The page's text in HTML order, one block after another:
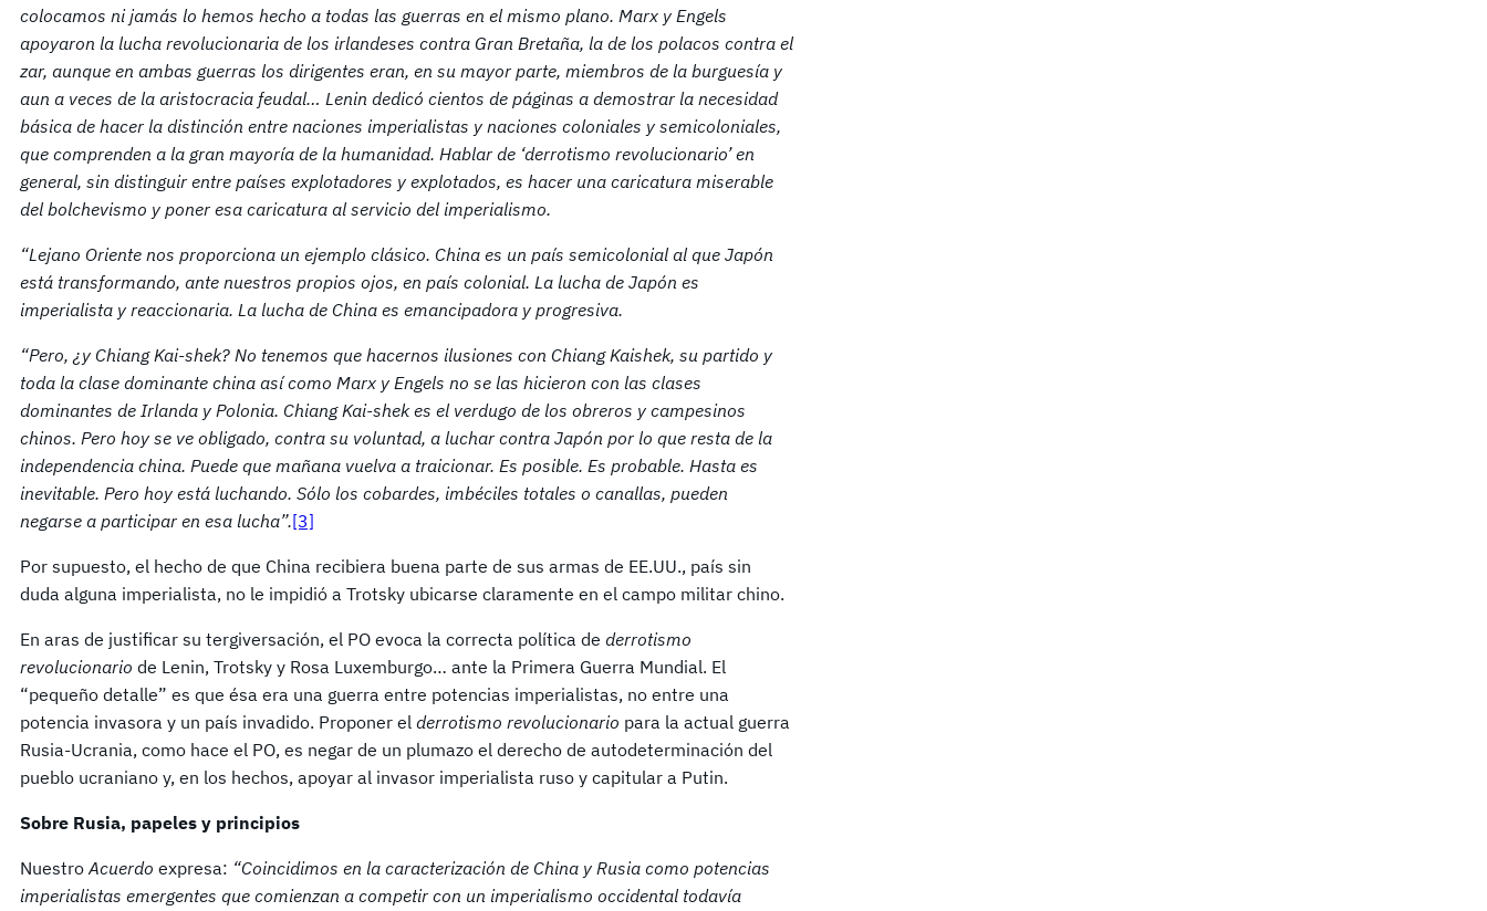
colocamos ni jamás lo hemos hecho a todas las guerras en el mismo plano. Marx y Engels
apoyaron la lucha revolucionaria de los irlandeses contra Gran Bretaña, la de los polacos contra el
zar, aunque en ambas guerras los dirigentes eran, en su mayor parte, miembros de la burguesía y
aun a veces de la aristocracia feudal… Lenin dedicó cientos de páginas a demostrar la necesidad
básica de hacer la distinción entre naciones imperialistas y naciones coloniales y semicoloniales,
que comprenden a la gran mayoría de la humanidad. Hablar de ‘derrotismo revolucionario’ en
general, sin distinguir entre países explotadores y explotados, es hacer una caricatura miserable
del bolchevismo y poner esa caricatura al servicio del imperialismo.
“Lejano Oriente nos proporciona un ejemplo clásico. China es un país semicolonial al que Japón
está transformando, ante nuestros propios ojos, en país colonial. La lucha de Japón es
imperialista y reaccionaria. La lucha de China es emancipadora y progresiva.
“Pero, ¿y Chiang Kai-shek? No tenemos que hacernos ilusiones con Chiang Kaishek, su partido y
toda la clase dominante china así como Marx y Engels no se las hicieron con las clases
dominantes de Irlanda y Polonia. Chiang Kai-shek es el verdugo de los obreros y campesinos
chinos. Pero hoy se ve obligado, contra su voluntad, a luchar contra Japón por lo que resta de la
independencia china. Puede que mañana vuelva a traicionar. Es posible. Es probable. Hasta es
inevitable. Pero hoy está luchando. Sólo los cobardes, imbéciles totales o canallas, pueden
negarse a participar en esa lucha”.[3]
Por supuesto, el hecho de que China recibiera buena parte de sus armas de EE.UU., país sin
duda alguna imperialista, no le impidió a Trotsky ubicarse claramente en el campo militar chino.
En aras de justificar su tergiversación, el PO evoca la correcta política de derrotismo
revolucionario de Lenin, Trotsky y Rosa Luxemburgo… ante la Primera Guerra Mundial. El
“pequeño detalle” es que ésa era una guerra entre potencias imperialistas, no entre una
potencia invasora y un país invadido. Proponer el derrotismo revolucionario para la actual guerra
Rusia-Ucrania, como hace el PO, es negar de un plumazo el derecho de autodeterminación del
pueblo ucraniano y, en los hechos, apoyar al invasor imperialista ruso y capitular a Putin.
Sobre Rusia, papeles y principios
NuestroAcuerdo expresa: “Coincidimos en la caracterización de China y Rusia como potencias
imperialistas emergentes que comienzan a competir con un imperialismo occidental todavía